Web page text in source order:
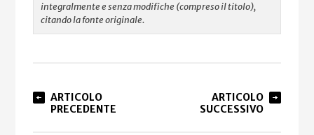
integralmente e senza modifiche (compreso il titolo),
citando la fonte originale.
ARTICOLO
PRECEDENTE
ARTICOLO
SUCCESSIVO